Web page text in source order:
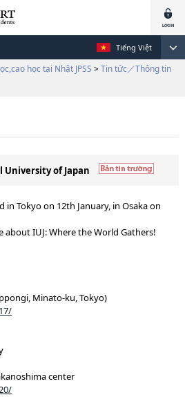
Tiếng Việt
học tại Nhật JPSS > Tin tức／Thông tin
of Japan
in Tokyo on 12th January, in Osaka on
about IUJ: Where the World Gathers!
Minato-ku, Tokyo)
center